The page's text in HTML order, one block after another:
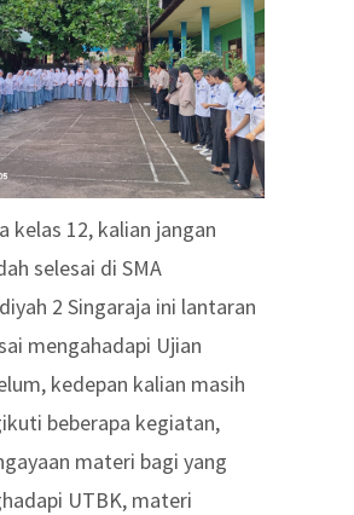
kelas 12, kalian jangan
selesai di SMA
2 Singaraja ini lantaran
mengahadapi Ujian
kedepan kalian masih
beberapa kegiatan,
materi bagi yang
UTBK, materi